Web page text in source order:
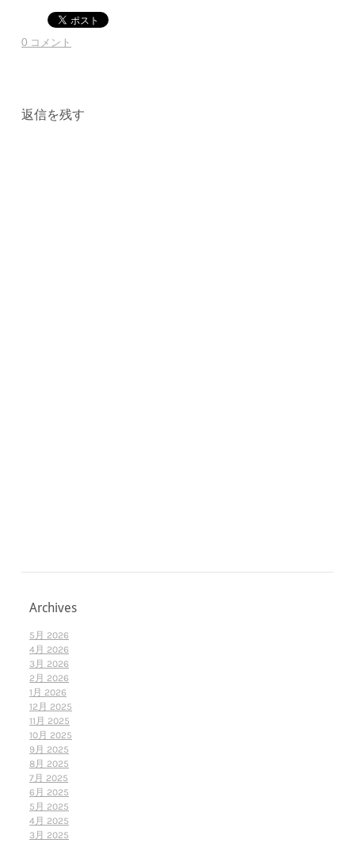
0 コメント
返信を残す
Archives
5月 2026
4月 2026
3月 2026
2月 2026
1月 2026
12月 2025
11月 2025
10月 2025
9月 2025
8月 2025
7月 2025
6月 2025
5月 2025
4月 2025
3月 2025